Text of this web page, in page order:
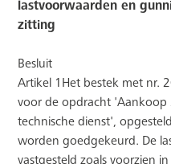
lastvoorwaarden en
zitting
Besluit
Artikel 1Het bestek met nr.
voor de opdracht 'Aankoop
technische dienst',
worden goedgekeurd. De
vastgesteld zoals voorzien